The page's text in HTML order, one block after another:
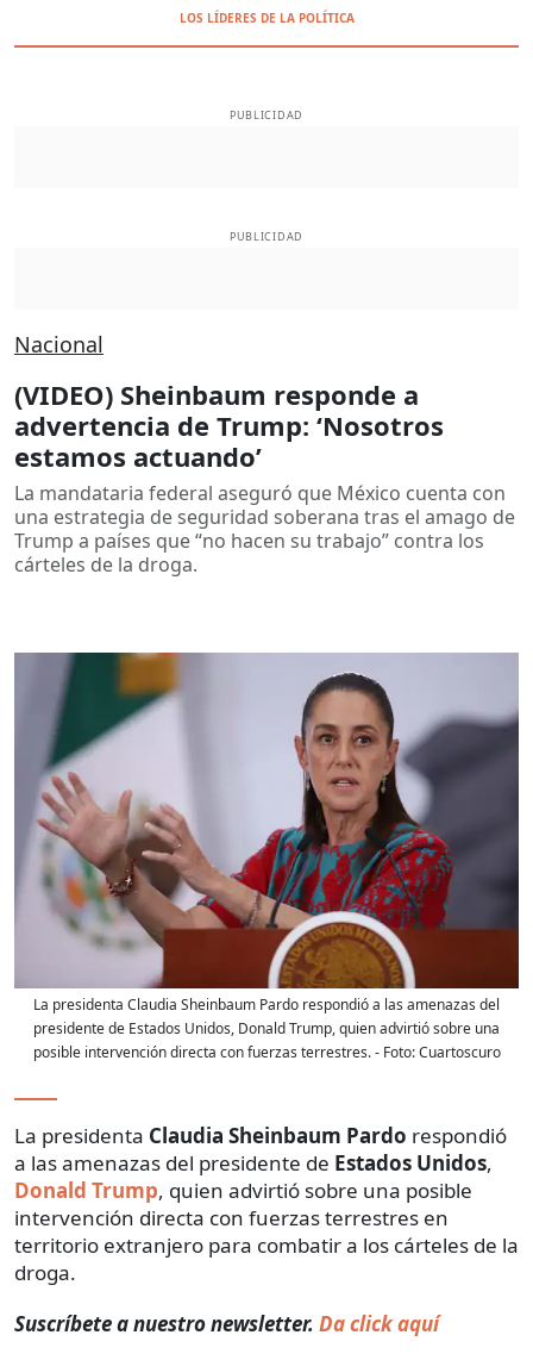
LOS LÍDERES DE LA POLÍTICA
PUBLICIDAD
PUBLICIDAD
Nacional
(VIDEO) Sheinbaum responde a
advertencia de Trump: ‘Nosotros
estamos actuando’
La mandataria federal aseguró que México cuenta con
una estrategia de seguridad soberana tras el amago de
Trump a países que “no hacen su trabajo” contra los
cárteles de la droga.
La presidenta Claudia Sheinbaum Pardo respondió a las amenazas del
presidente de Estados Unidos, Donald Trump, quien advirtió sobre una
posible intervención directa con fuerzas terrestres.- Foto:Cuartoscuro
La presidenta Claudia Sheinbaum Pardo respondió
a las amenazas del presidente de Estados Unidos,
Donald Trump, quien advirtió sobre una posible
intervención directa con fuerzas terrestres en
territorio extranjero para combatir a los cárteles de la
droga.
Suscríbete a nuestro newsletter. Da click aquí